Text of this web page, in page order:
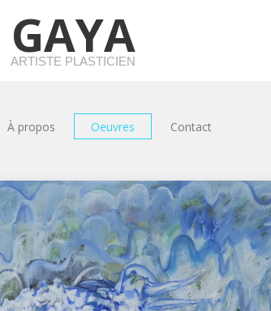
GAYA
ARTISTE PLASTICIEN
À propos Oeuvres Contact